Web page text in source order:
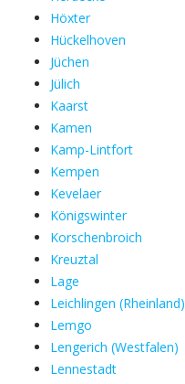
Höxter
Hückelhoven
Jüchen
Jülich
Kaarst
Kamen
Kamp-Lintfort
Kempen
Kevelaer
Königswinter
Korschenbroich
Kreuztal
Lage
Leichlingen (Rheinland)
Lemgo
Lengerich (Westfalen)
Lennestadt